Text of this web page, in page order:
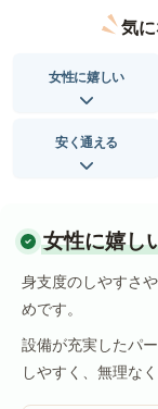
気
女性に嬉しい
安く通える
女性に嬉し
身支度のしやすさ
めです。
設備が充実したパ
しやすく、無理な